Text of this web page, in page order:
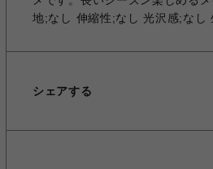
地;なし 伸縮性;なし 光沢感;なし
シェアする